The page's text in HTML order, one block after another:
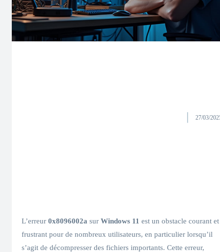
27/03/
L’erreur 0x8096002a sur Windows 11 est un obstacle courant et
frustrant pour de nombreux utilisateurs, en particulier lorsqu’il
s’agit de décompresser des fichiers importants. Cette erreur,